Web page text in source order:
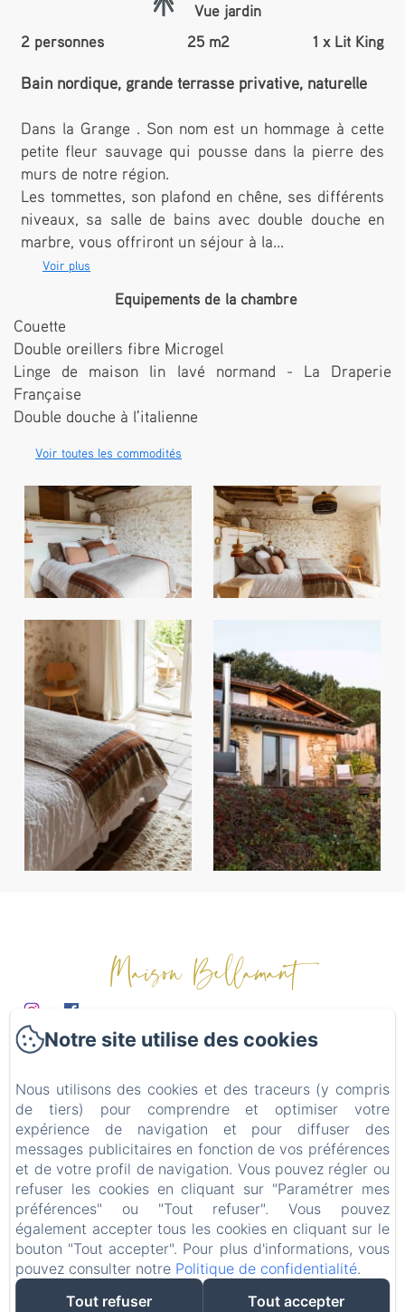
Vue jardin
2 personnes
25 m2 1 x Lit King
Bain nordique, grande terrasse privative, naturelle
Dans la Grange . Son nom est un hommage à cette
petite fleur sauvage qui pousse dans la pierre des
murs de notre région.
Les tommettes, son plafond en chêne, ses différents
niveaux, sa salle de bains avec double douche en
marbre, vous offriront un séjour à la...
Voir plus
Equipements de la chambre
Couette
Double oreillers fibre Microgel
Linge de maison lin lavé normand - La Draperie
Française
Double douche à l'italienne
Voir toutes les commodités
Maison Bellamant
Domaine
Table d'hôtes
Mariages & événements
Alentours
Contact
Politique de confidentialité
Informations légales
Informations sur les cookies
Notre site utilise des cookies
Nous utilisons des cookies et des traceurs (y compris
de tiers) pour comprendre et optimiser votre
expérience de navigation et pour diffuser des
messages publicitaires en fonction de vos préférences
et de votre profil de navigation. Vous pouvez régler ou
refuser les cookies en cliquant sur "Paramétrer mes
préférences" ou "Tout refuser". Vous pouvez
également accepter tous les cookies en cliquant sur le
bouton "Tout accepter". Pour plus d'informations, vous
pouvez consulter notre Politique de confidentialité.
Tout refuser
Tout accepter